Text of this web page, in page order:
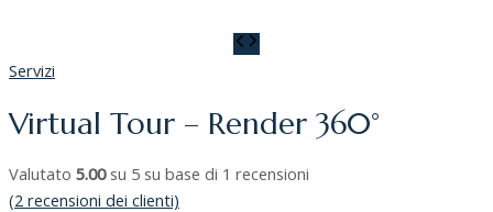
Servizi
Virtual Tour – Render 360°
Valutato 5.00su 5 su base di 1 recensioni
(2 recensioni dei clienti)